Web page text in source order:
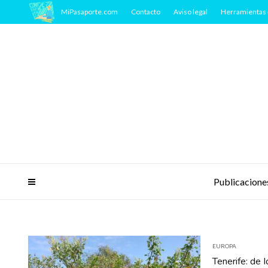
MiPasaporte.com Contacto Aviso legal Herramientas
EUROPA
Tenerife: de